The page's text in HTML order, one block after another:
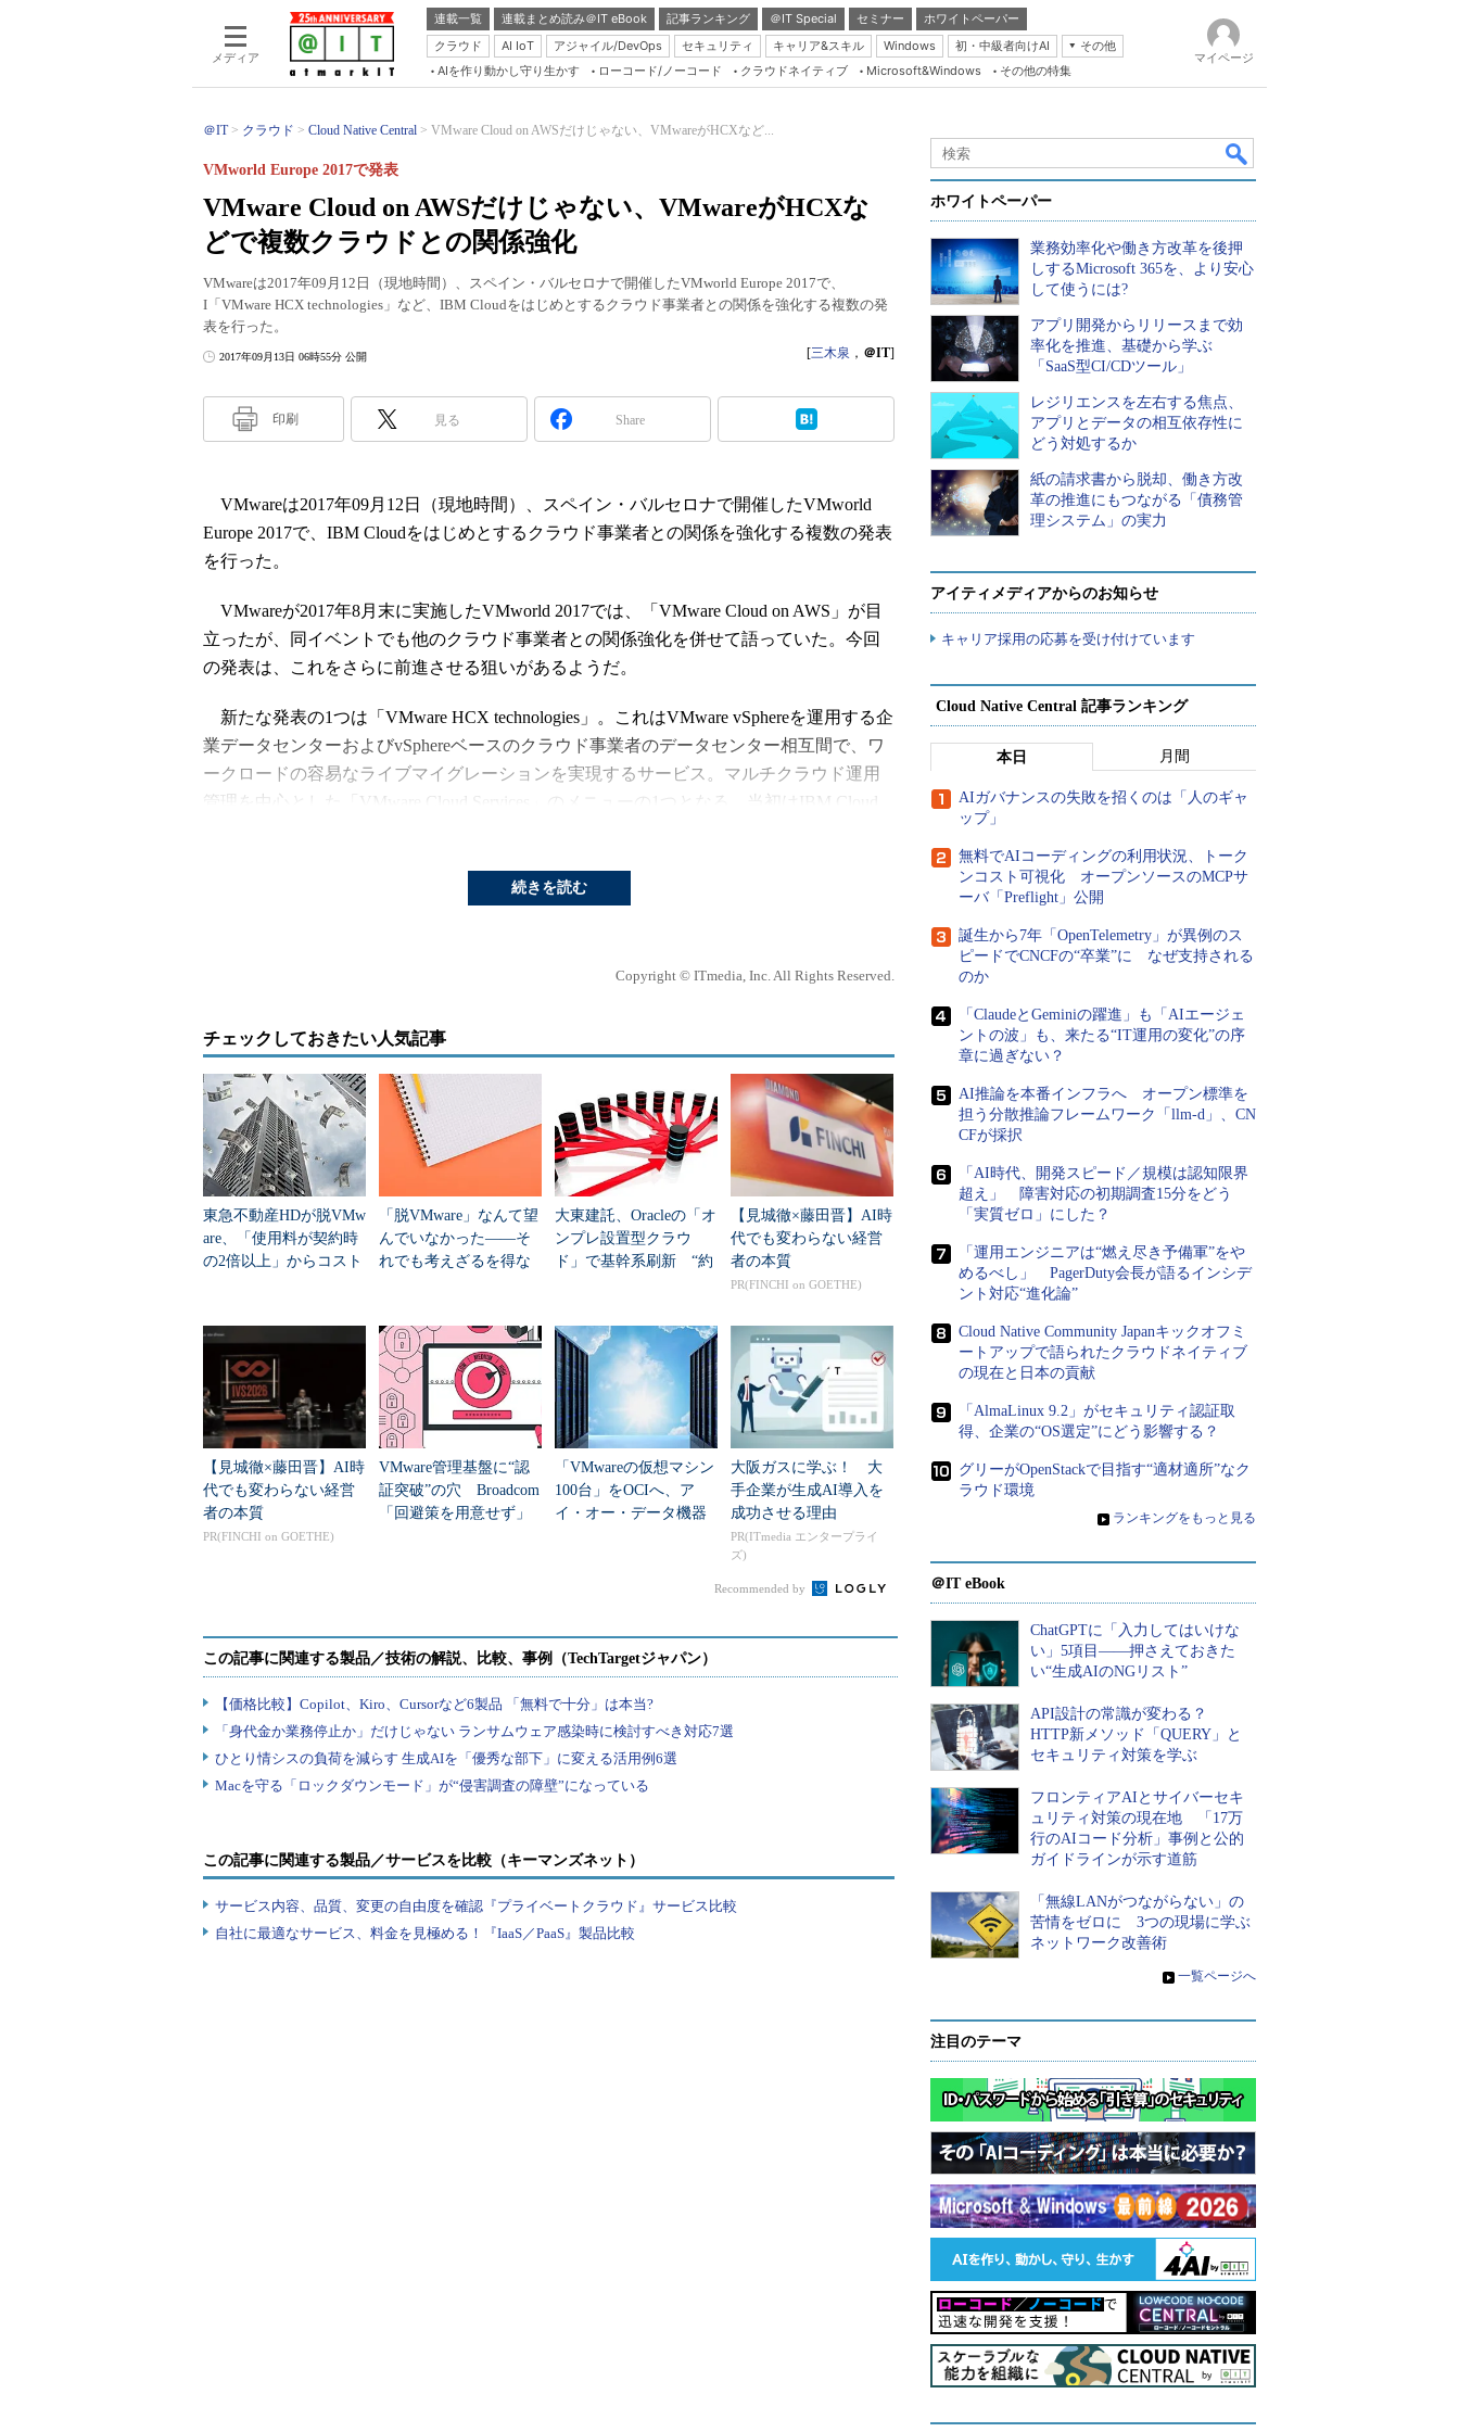
メディア
連載一覧 連載まとめ読み＠IT eBook 記事ランキング ＠IT Special セミナー
ホワイトペーパー
クラウド
AI IoT アジャイル/DevOps セキュリティ キャリア&スキル Windows 初・中級者向けAI
その他
Server & Storage
Java Agile
Database Expert
Master of IP Network
Security & Trust
Test & Tools
AIを作り動かし守り生かす ローコード/ノーコード クラウドネイティブ Microsoft&Windows その他の特集
マイページ
＠IT クラウド Cloud Native Central VMware Cloud on AWSだけじゃない、VMwareがHCXなど...
VMware Cloud on AWSだけじゃない、VMwareがHCXな
どで複数クラウドとの関係強化
VMworld Europe 2017で発表
VMwareは2017年09月12日（現地時間）、スペイン・バルセロナで開催したVMworld Europe 2017で、
I「VMware HCX technologies」など、IBM Cloudをはじめとするクラウド事業者との関係を強化する複数の発
表を行った。
2017年09月13日 06時55分 公開 [三木泉 ， ＠IT]
印刷 見る Share
VMwareは2017年09月12日（現地時間）、スペイン・バルセロナで開催したVMworld
Europe 2017で、IBM Cloudをはじめとするクラウド事業者との関係を強化する複数の発表
を行った。
VMwareが2017年8月末に実施したVMworld 2017では、「VMware Cloud on AWS」が目
立ったが、同イベントでも他のクラウド事業者との関係強化を併せて語っていた。今回
の発表は、これをさらに前進させる狙いがあるようだ。
新たな発表の1つは「VMware HCX technologies」。これはVMware vSphereを運用する企
業データセンターおよびvSphereベースのクラウド事業者のデータセンター相互間で、ワ
ークロードの容易なライブマイグレーションを実現するサービス。マルチクラウド運用
管理を中心とした「VMware Cloud Services」のメニューの1つとなる。当初はIBM Cloud
HCXはネットワーク仮想化のVMware NSXにデータ複製などを組み合わせたサービ
ス。企業は、アプリケーションのIPアドレス構成を保持したまま、ダウンタイムなしに
スタリカバリーサービスも含まれているようだ。
HCX technologies
最大のポイントは、vSphereのバージョンの違いを気にする必要がないということにあ
るようだ。例えばvSphere 5.xのデータセンターから、最新バージョンを採用したIBMのク
ラウドへの移行も容易にできるとしている。
一方VMwareは、同社のVMware Cloud Providerプログラムで、同社の技術をフルに活用
して、CenturyLink、富士通、IBM Cloud、OVH、Rackspaceを挙げている。
IBMとは、別の発表も行っている。IBM CloudはvSphereベースのサービス「IBM Cloud
for VMware Solutions」を既に1400以上の顧客に提供しているというが、次の新たな取り
組みを行うという。
2017年第4四半期にVMware Horizon Cloudサービスを提供
関連して、IBMはDell EMCのインフラ製品を採用、一方でDell EMCは「IBM Cloud上の
vCenter Serverを販売」という形で、IBM Cloud for VMware Solutionsを再販するという。
続きを読む
Copyright © ITmedia, Inc. All Rights Reserved.
チェックしておきたい人気記事
東急不動産HDが脱VMw
are、「使用料が契約時
の2倍以上」からコスト
「脱VMware」なんて望
んでいなかった――そ
れでも考えざるを得な
大東建託、Oracleの「オ
ンプレ設置型クラウ
ド」で基幹系刷新 “約
【見城徹×藤田晋】AI時
代でも変わらない経営
者の本質
PR(FINCHI on GOETHE)
【見城徹×藤田晋】AI時
代でも変わらない経営
者の本質
PR(FINCHI on GOETHE)
VMware管理基盤に“認
証突破”の穴 Broadcom
「回避策を用意せず」
「VMwareの仮想マシン
100台」をOCIへ、ア
イ・オー・データ機器
大阪ガスに学ぶ！ 大
手企業が生成AI導入を
成功させる理由
PR(ITmedia エンタープライ
ズ)
Recommended by
この記事に関連する製品／サービスを比較（キーマンズネット）
サービス内容、品質、変更の自由度を確認『プライベートクラウド』サービス比較
自社に最適なサービス、料金を見極める！『IaaS／PaaS』製品比較
ホワイトペーパー
業務効率化や働き方改革を後押
しするMicrosoft 365を、より安心
して使うには?
アプリ開発からリリースまで効
率化を推進、基礎から学ぶ
「SaaS型CI/CDツール」
レジリエンスを左右する焦点、
アプリとデータの相互依存性に
どう対処するか
紙の請求書から脱却、働き方改
革の推進にもつながる「債務管
理システム」の実力
アイティメディアからのお知らせ
キャリア採用の応募を受け付けています
Cloud Native Central 記事ランキング
本日 月間
AIガバナンスの失敗を招くのは「人のギャ
ップ」
無料でAIコーディングの利用状況、トーク
ンコスト可視化 オープンソースのMCPサ
ーバ「Preflight」公開
誕生から7年「OpenTelemetry」が異例のス
ピードでCNCFの“卒業”に なぜ支持される
のか
「ClaudeとGeminiの躍進」も「AIエージェ
ントの波」も、来たる“IT運用の変化”の序
章に過ぎない？
AI推論を本番インフラへ オープン標準を
担う分散推論フレームワーク「llm-d」、CN
CFが採択
「AI時代、開発スピード／規模は認知限界
超え」 障害対応の初期調査15分をどう
「実質ゼロ」にした？
「運用エンジニアは“燃え尽き予備軍”をや
めるべし」 PagerDuty会長が語るインシデ
ント対応“進化論”
Cloud Native Community Japanキックオフミ
ートアップで語られたクラウドネイティブ
の現在と日本の貢献
「AlmaLinux 9.2」がセキュリティ認証取
得、企業の“OS選定”にどう影響する？
グリーがOpenStackで目指す“適材適所”なク
ラウド環境
» ランキングをもっと見る
＠IT eBook
ChatGPTに「入力してはいけな
い」5項目――押さえておきた
い“生成AIのNGリスト”
API設計の常識が変わる？
HTTP新メソッド「QUERY」と
セキュリティ対策を学ぶ
フロンティアAIとサイバーセキ
ュリティ対策の現在地 「17万
行のAIコード分析」事例と公的
ガイドラインが示す道筋
「無線LANがつながらない」の
苦情をゼロに 3つの現場に学ぶ
ネットワーク改善術
» 一覧ページへ
注目のテーマ